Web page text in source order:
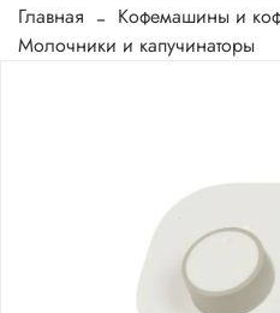
Главная
Кофемашины и
Молочники и капучинаторы